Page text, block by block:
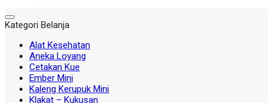
Kategori Belanja
Alat Kesehatan
Aneka Loyang
Cetakan Kue
Ember Mini
Kaleng Kerupuk Mini
Klakat – Kukusan